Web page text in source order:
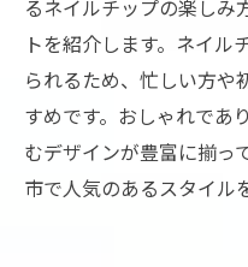
るネイルチップの楽しみ
トを紹介します。ネイル
られるため、忙しい方や
すめです。おしゃれであ
むデザインが豊富に揃っ
市で人気のあるスタイル